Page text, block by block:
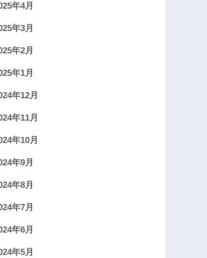
年4月
年3月
年2月
年1月
年12月
年11月
年10月
年9月
年8月
年7月
年6月
年5月